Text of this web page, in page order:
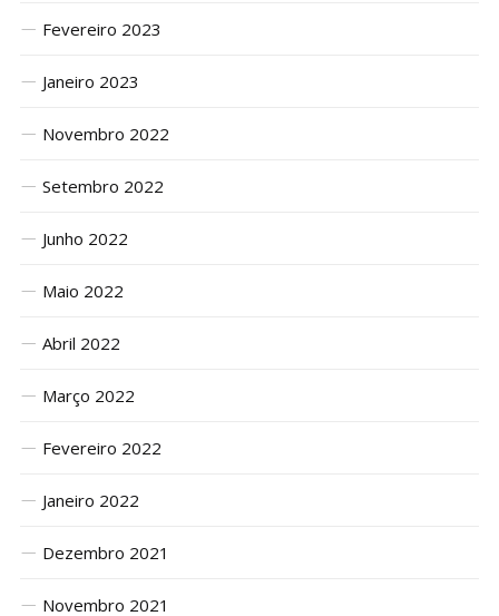
Fevereiro 2023
Janeiro 2023
Novembro 2022
Setembro 2022
Junho 2022
Maio 2022
Abril 2022
Março 2022
Fevereiro 2022
Janeiro 2022
Dezembro 2021
Novembro 2021